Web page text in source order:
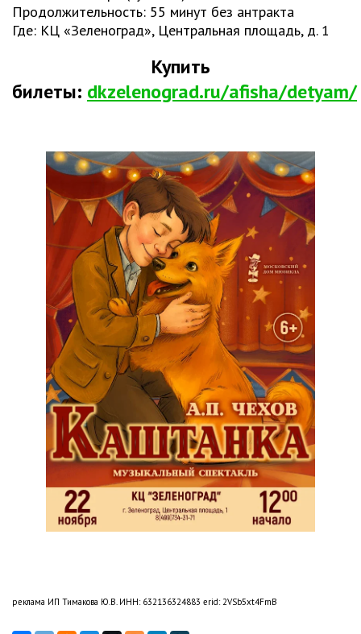
Продолжительность: 55 минут без антракта
Где: КЦ «Зеленоград», Центральная площадь, д. 1
Купить
билеты: dkzelenograd.ru/afisha/detyam/
реклама ИП Тимакова Ю.В. ИНН: 632136324883 erid: 2VSb5xt4FmB